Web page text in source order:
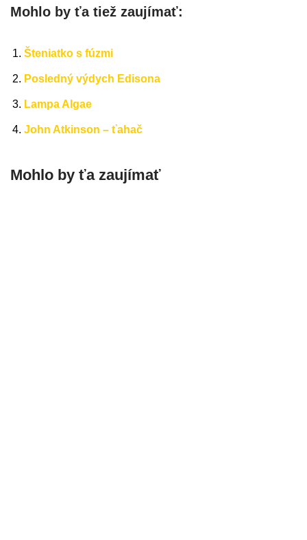
Mohlo by ťa tiež zaujímať:
Šteniatko s fúzmi
Posledný výdych Edisona
Lampa Algae
John Atkinson – ťahač
Mohlo by ťa zaujímať